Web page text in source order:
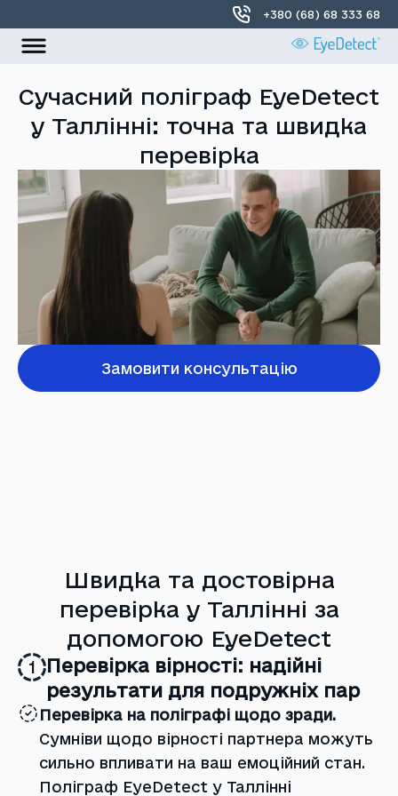
+380 (68) 68 333 68
Головна
Локації
Контакти
Сучасний поліграф EyeDetect
у Таллінні: точна та швидка
перевірка
Замовити консультацію
Швидка та достовірна
перевірка у Таллінні за
допомогою EyeDetect
1
Перевірка вірності: надійні
результати для подружніх пар
Перевірка на поліграфі щодо зради.
Сумніви щодо вірності партнера можуть
сильно впливати на ваш емоційний стан.
Поліграф EyeDetect у Таллінні